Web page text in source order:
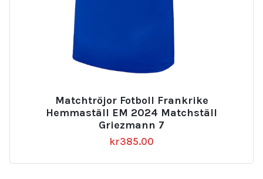
Matchtröjor Fotboll Frankrike
Hemmaställ EM 2024 Matchställ
Griezmann 7
kr385.00